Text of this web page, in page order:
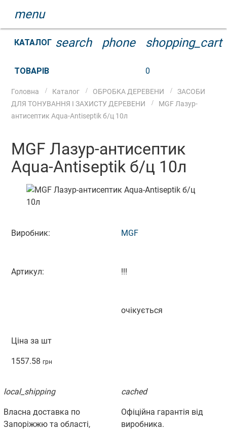
menu
КАТАЛОГ
ТОВАРІВ
search phone shopping_cart
0
Головна Каталог ОБРОБКА ДЕРЕВЕНИ
ЗАСОБИ
ДЛЯ ТОНУВАННЯ І ЗАХИСТУ ДЕРЕВЕНИ
MGF Лазур-
антисептик Aqua-Antiseptik б/ц 10л
MGF Лазур-антисептик
Aqua-Antiseptik б/ц 10л
Виробник: MGF
Артикул: !!!
очікується
Ціна за шт
1557.58 грн
local_shipping
Власна доставка по
Запоріжжю та області,
cached
Офіційна гарантія від
виробника.